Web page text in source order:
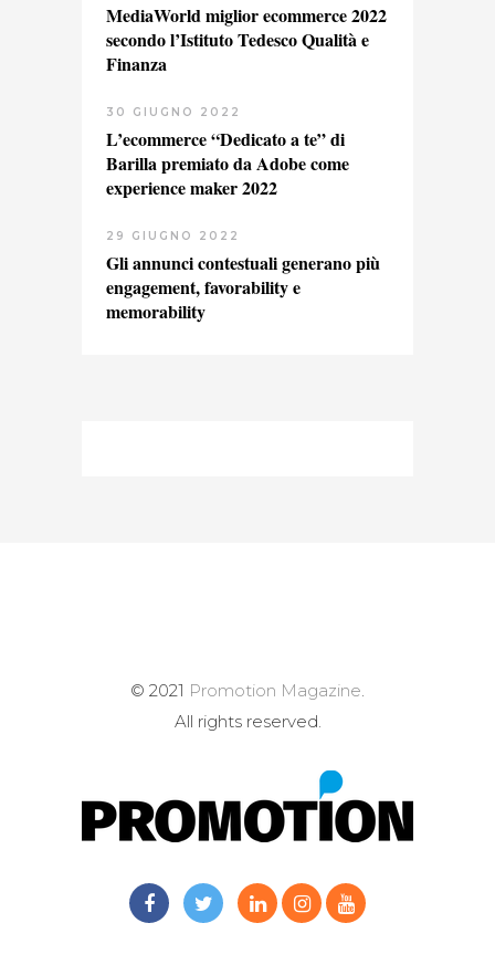
MediaWorld miglior ecommerce 2022
secondo l’Istituto Tedesco Qualità e
Finanza
30 GIUGNO 2022
L’ecommerce “Dedicato a te” di
Barilla premiato da Adobe come
experience maker 2022
29 GIUGNO 2022
Gli annunci contestuali generano più
engagement, favorability e
memorability
© 2021 Promotion Magazine
All rights reserved.